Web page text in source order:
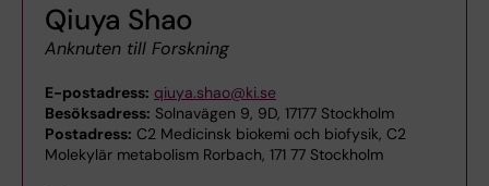
Qiuya Shao
Anknuten till Forskning
E-postadress: qiuya.shao@ki.se
Besöksadress: Solnavägen 9, 9D, 17177 Stockholm
Postadress: C2 Medicinsk biokemi och biofysik, C2
Molekylär metabolism Rorbach, 171 77 Stockholm